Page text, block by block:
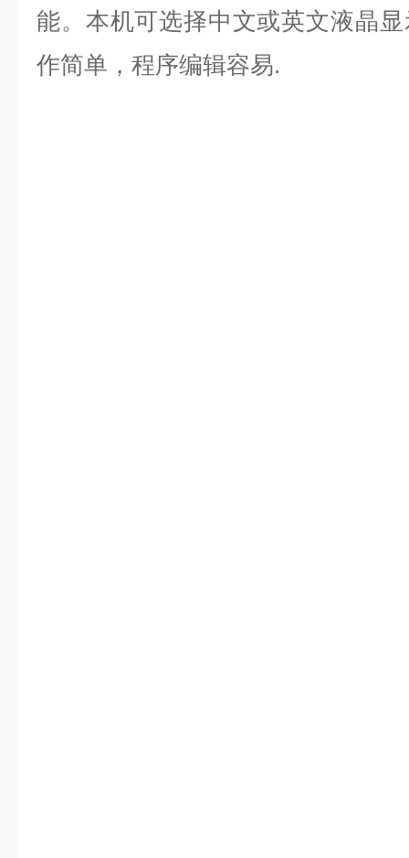
能。本机可选择中文或英文液晶
作简单，程序编辑容易.